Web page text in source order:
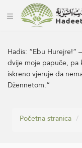
Hadis: “Ebu Hurejre!“
dvije moje papuče, pa
iskreno vjeruje da
Džennetom.“
Početna stranica